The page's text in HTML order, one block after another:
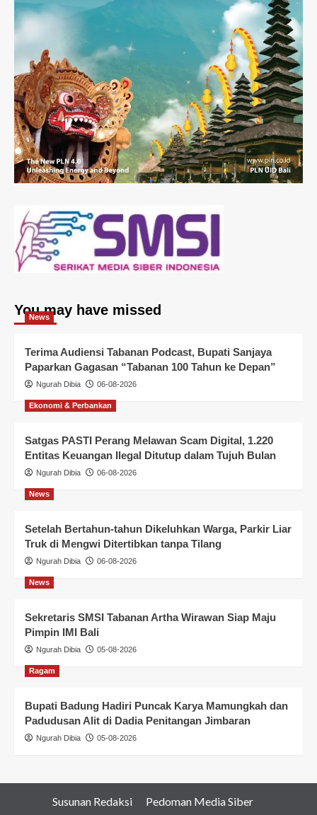
You may have missed
News
Terima Audiensi Tabanan Podcast, Bupati Sanjaya
Paparkan Gagasan “Tabanan 100 Tahun ke Depan”
Ngurah Dibia 06-08-2026
Ekonomi & Perbankan
Satgas PASTI Perang Melawan Scam Digital, 1.220
Entitas Keuangan Ilegal Ditutup dalam Tujuh Bulan
Ngurah Dibia 06-08-2026
News
Setelah Bertahun-tahun Dikeluhkan Warga, Parkir Liar
Truk di Mengwi Ditertibkan tanpa Tilang
Ngurah Dibia 06-08-2026
News
Sekretaris SMSI Tabanan Artha Wirawan Siap Maju
Pimpin IMI Bali
Ngurah Dibia 05-08-2026
Ragam
Bupati Badung Hadiri Puncak Karya Mamungkah dan
Padudusan Alit di Dadia Penitangan Jimbaran
Ngurah Dibia 05-08-2026
Susunan Redaksi
Pedoman Media Siber